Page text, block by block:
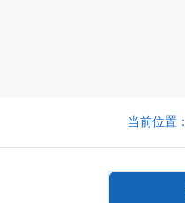
当前位置：